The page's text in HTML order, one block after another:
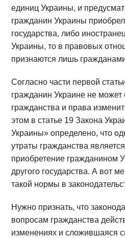
единиц Украины, и
гражданин Украины
государства, либо
Украины, то в правовых
признаются лишь
Согласно части первой
гражданин Украине не
гражданства и права
этом в статье 19 Закона
Украины» определено, что
утраты гражданства
приобретение гражданином
другого государства. А вот
такой нормы в
Нужно признать, что
вопросам гражданства
изменениях и сложившаяся